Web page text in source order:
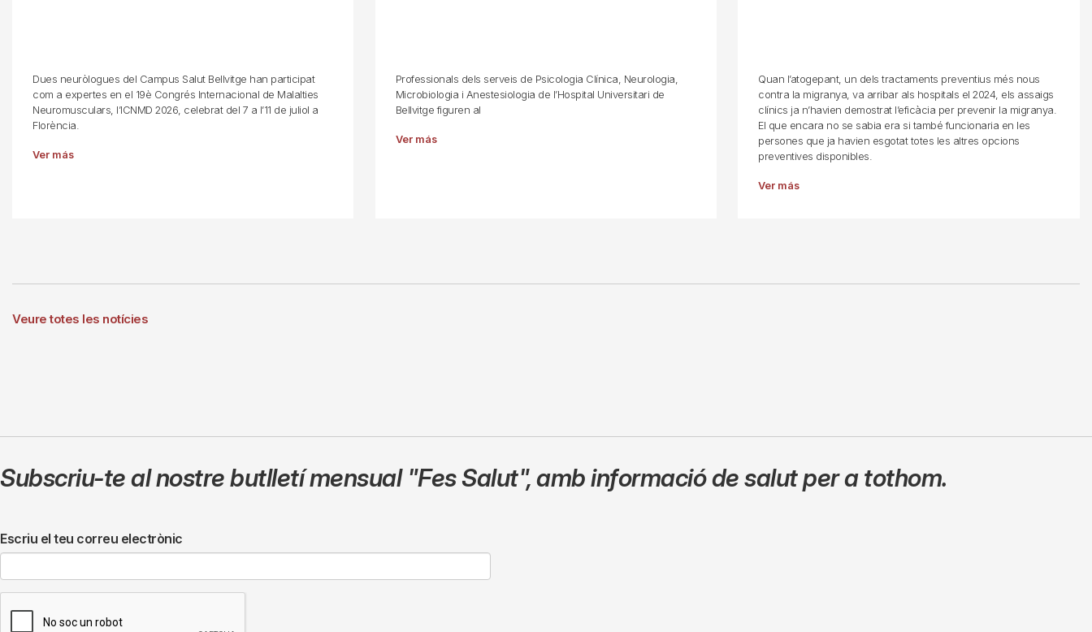
Dues neuròlogues del Campus Salut Bellvitge han participat
com a expertes en el 19è Congrés Internacional de Malalties
Neuromusculars, l’ICNMD 2026, celebrat del 7 a l’11 de juliol a
Florència.
Ver más
Professionals dels serveis de Psicologia Clínica, Neurologia,
Microbiologia i Anestesiologia de l’Hospital Universitari de
Bellvitge figuren al
Ver más
Quan l’atogepant, un dels tractaments preventius més nous
contra la migranya, va arribar als hospitals el 2024, els assaigs
clínics ja n’havien demostrat l’eficàcia per prevenir la migranya.
El que encara no se sabia era si també funcionaria en les
persones que ja havien esgotat totes les altres opcions
preventives disponibles.
Ver más
Veure totes les notícies
Subscriu-te al nostre butlletí mensual "Fes Salut",amb informació de salut per a tothom.
Escriu el teu correu electrònic